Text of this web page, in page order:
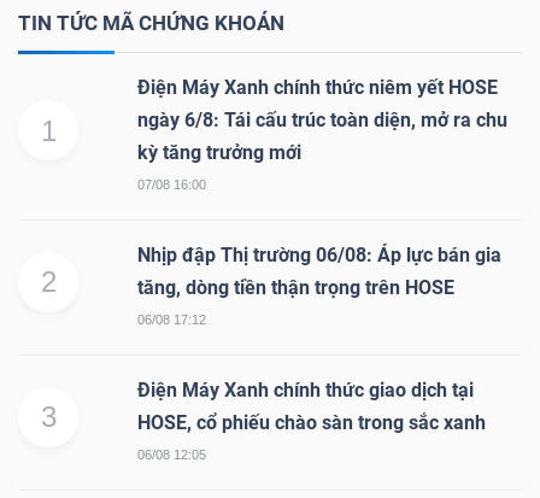
TIN TỨC MÃ CHỨNG KHOÁN
1
Điện Máy Xanh chính thức niêm yết HOSE
ngày 6/8: Tái cấu trúc toàn diện, mở ra chu
kỳ tăng trưởng mới
07/08 16:00
2
Nhịp đập Thị trường 06/08: Áp lực bán gia
tăng, dòng tiền thận trọng trên HOSE
06/08 17:12
3
Điện Máy Xanh chính thức giao dịch tại
HOSE, cổ phiếu chào sàn trong sắc xanh
06/08 12:05
YẾU
CHĂM